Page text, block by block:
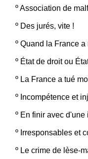
ºAssociation de
º Des jurés, vite !
º Quand la France a
º État de droit ou
º La France a tué
º Incompétence et
º En finir avec
º Irresponsables et
º Le crime de lèse-